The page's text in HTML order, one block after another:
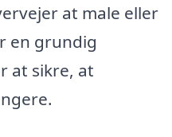
at male eller
en grundig
at sikre, at